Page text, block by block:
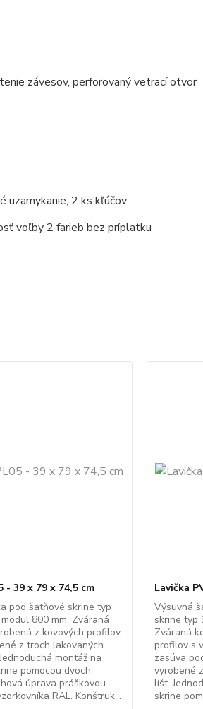
závesov, perforovaný vetrací otvor
uzamykanie, 2 ks kľúčov
voľby 2 farieb bez príplatku
- 39 x 79 x 74,5 cm
pod šatňové skrine typ
800 mm. Zváraná
z kovových profilov,
z troch lakovaných
montáž na
pomocou dvoch
úprava práškovou
RAL. Konštruk...
Lavička
Výsuvná
skrine typ
Zváraná
profilov s
zasúva
vyrobené
líšt.
skrine